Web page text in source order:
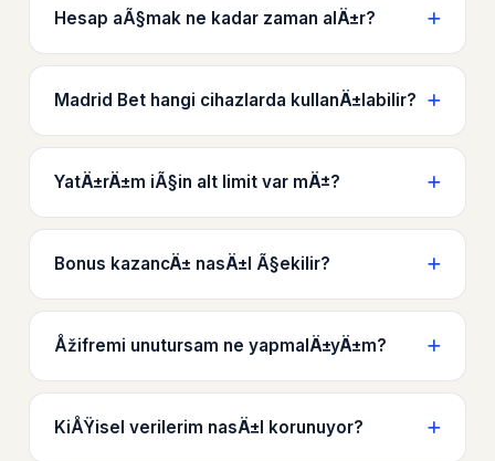
Hesap aÃ§mak ne kadar zaman alÄ±r?
Madrid Bet hangi cihazlarda kullanÄ±labilir?
YatÄ±rÄ±m iÃ§in alt limit var mÄ±?
Bonus kazancÄ± nasÄ±l Ã§ekilir?
Åžifremi unutursam ne yapmalÄ±yÄ±m?
KiÅŸisel verilerim nasÄ±l korunuyor?